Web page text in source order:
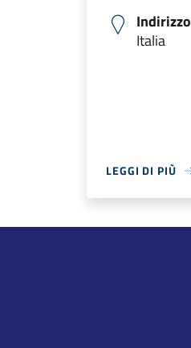
Indirizzo
Italia
LEGGI DI PIÙ